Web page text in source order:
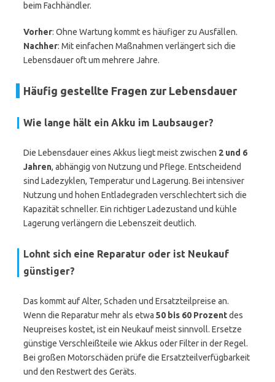
beim Fachhändler.
Vorher: Ohne Wartung kommt es häufiger zu Ausfällen.
Nachher: Mit einfachen Maßnahmen verlängert sich die
Lebensdauer oft um mehrere Jahre.
Häufig gestellte Fragen zur Lebensdauer
Wie lange hält ein Akku im Laubsauger?
Die Lebensdauer eines Akkus liegt meist zwischen 2 und 6
Jahren, abhängig von Nutzung und Pflege. Entscheidend
sind Ladezyklen, Temperatur und Lagerung. Bei intensiver
Nutzung und hohen Entladegraden verschlechtert sich die
Kapazität schneller. Ein richtiger Ladezustand und kühle
Lagerung verlängern die Lebenszeit deutlich.
Lohnt sich eine Reparatur oder ist Neukauf
günstiger?
Das kommt auf Alter, Schaden und Ersatzteilpreise an.
Wenn die Reparatur mehr als etwa 50 bis 60 Prozentdes
Neupreises kostet, ist ein Neukauf meist sinnvoll. Ersetze
günstige Verschleißteile wie Akkus oder Filter in der Regel.
Bei großen Motorschäden prüfe die Ersatzteilverfügbarkeit
und den Restwert des Geräts.